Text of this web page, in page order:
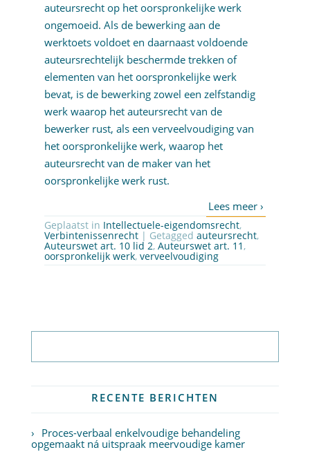
auteursrecht op het oorspronkelijke werk
ongemoeid. Als de bewerking aan de
werktoets voldoet en daarnaast voldoende
auteursrechtelijk beschermde trekken of
elementen van het oorspronkelijke werk
bevat, is de bewerking zowel een zelfstandig
werk waarop het auteursrecht van de
bewerker rust, als een verveelvoudiging van
het oorspronkelijke werk, waarop het
auteursrecht van de maker van het
oorspronkelijke werk rust.
Geplaatst in Intellectuele-eigendomsrecht,
Verbintenissenrecht | Getagged auteursrecht,
Auteurswet art. 10 lid 2, Auteurswet art. 11 ,
oorspronkelijk werk, verveelvoudiging
RECENTE BERICHTEN
Proces-verbaal enkelvoudige behandeling
opgemaakt ná uitspraak meervoudige kamer